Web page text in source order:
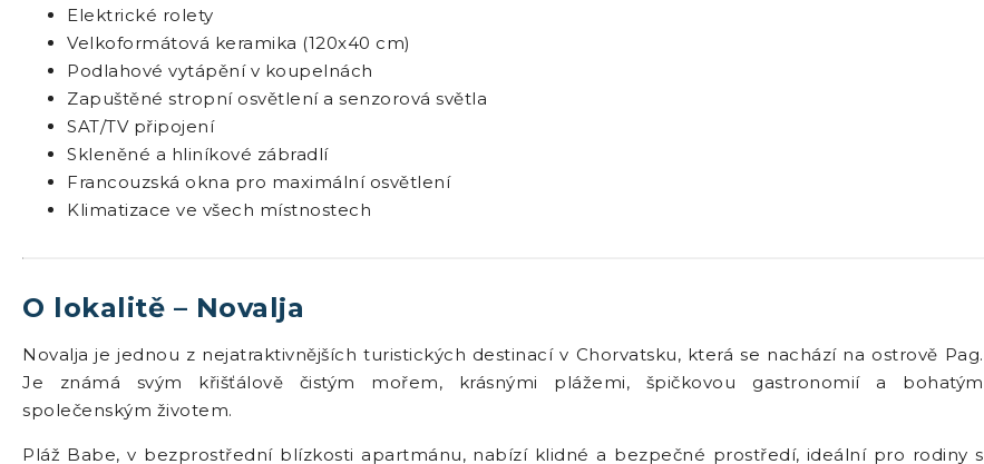
Elektrické rolety
Velkoformátová keramika (120x40 cm)
Podlahové vytápění v koupelnách
Zapuštěné stropní osvětlení a senzorová světla
SAT/TV připojení
Skleněné a hliníkové zábradlí
Francouzská okna pro maximální osvětlení
Klimatizace ve všech místnostech
O lokalitě – Novalja
Novalja je jednou z nejatraktivnějších turistických destinací v Chorvatsku, která se nachází na ostrově Pag.
Je známá svým křišťálově čistým mořem, krásnými plážemi, špičkovou gastronomií a bohatým
společenským životem.
Pláž Babe, v bezprostřední blízkosti apartmánu, nabízí klidné a bezpečné prostředí, ideální pro rodiny s